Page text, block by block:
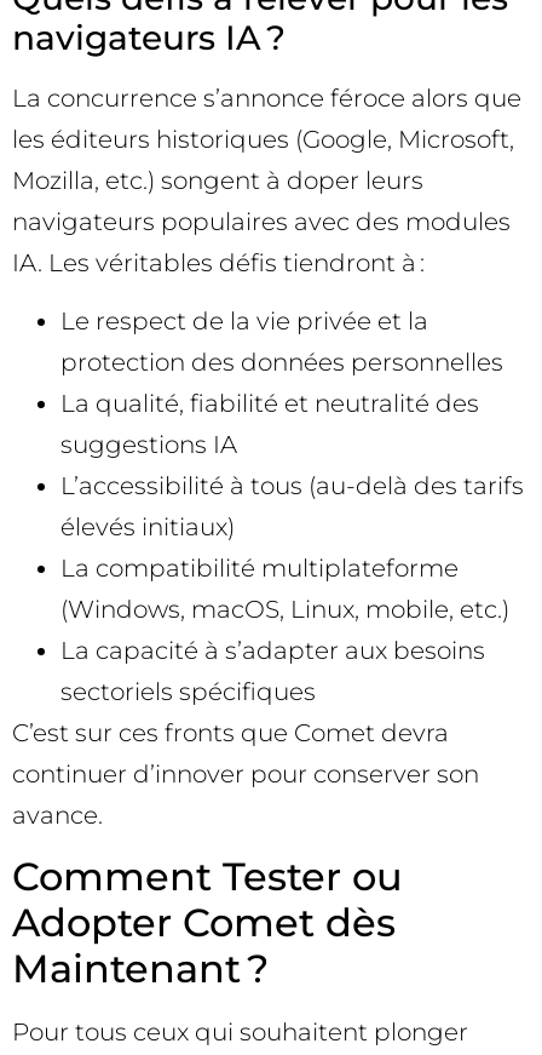
navigateurs IA ?
La concurrence s’annonce féroce alors que
les éditeurs historiques (Google, Microsoft,
Mozilla, etc.) songent à doper leurs
navigateurs populaires avec des modules
IA. Les véritables défis tiendront à :
Le respect de la vie privée et la
protection des données personnelles
La qualité, fiabilité et neutralité des
suggestions IA
L’accessibilité à tous (au-delà des tarifs
élevés initiaux)
La compatibilité multiplateforme
(Windows, macOS, Linux, mobile, etc.)
La capacité à s’adapter aux besoins
sectoriels spécifiques
C’est sur ces fronts que Comet devra
continuer d’innover pour conserver son
avance.
Comment Tester ou
Adopter Comet dès
Maintenant ?
Pour tous ceux qui souhaitent plonger